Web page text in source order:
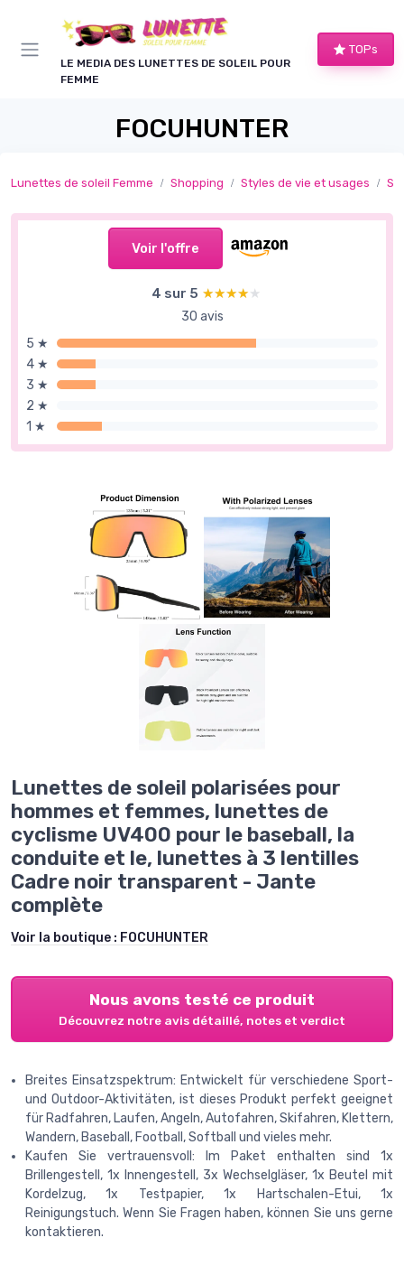
LE MEDIA DES LUNETTES DE SOLEIL POUR
FEMME
TOPs
FOCUHUNTER
Lunettes de soleil Femme Shopping Styles de vie et usages
Voir l'offre
4 sur 5 ★★★★★
★★★★★
30 avis
5 ★
4 ★
3 ★
2 ★
1 ★
Lunettes de soleil polarisées pour
hommes et femmes, lunettes de
cyclisme UV400 pour le baseball, la
conduite et le, lunettes à 3 lentilles
Cadre noir transparent - Jante
complète
Voir la boutique : FOCUHUNTER
Nous avons testé ce produit
Découvrez notre avis détaillé, notes et verdict
Breites Einsatzspektrum: Entwickelt für verschiedene Sport-
und Outdoor-Aktivitäten, ist dieses Produkt perfekt geeignet
für Radfahren, Laufen, Angeln, Autofahren, Skifahren, Klettern,
Wandern, Baseball, Football, Softball und vieles mehr.
Kaufen Sie vertrauensvoll: Im Paket enthalten sind 1x
Brillengestell, 1x Innengestell, 3x Wechselgläser, 1x Beutel mit
Kordelzug, 1x Testpapier, 1x Hartschalen-Etui, 1x
Reinigungstuch. Wenn Sie Fragen haben, können Sie uns gerne
kontaktieren.